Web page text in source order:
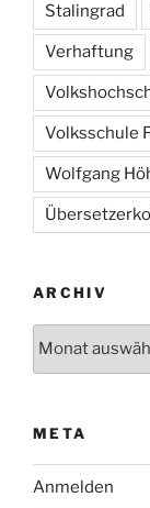
Stalingrad
Verhaftung
Volksschule
Wolfgang
ARCHIV
META
Anmelden